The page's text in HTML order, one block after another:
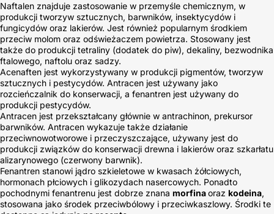
Naftalen znajduje zastosowanie w przemyśle chemicznym, w
produkcji tworzyw sztucznych, barwników, insektycydów i
fungicydów oraz lakierów. Jest również popularnym środkiem
przeciw molom oraz odświeżaczem powietrza. Stosowany jest
także do produkcji tetraliny (dodatek do piw), dekaliny, bezwodnika
ftalowego, naftolu oraz sadzy.
Acenaften jest wykorzystywany w produkcji pigmentów, tworzyw
sztucznych i pestycydów. Antracen jest używany jako
rozcieńczalnik do konserwacji, a fenantren jest używany do
produkcji pestycydów.
Antracen jest przekształcany głównie w antrachinon, prekursor
barwników. Antracen wykazuje także działanie
przeciwnowotworowe i przeczyszczające, używany jest do
produkcji związków do konserwacji drewna i lakierów oraz szkarłatu
alizarynowego (czerwony barwnik).
Fenantren stanowi jądro szkieletowe w kwasach żółciowych,
hormonach płciowych i glikozydach nasercowych. Ponadto
pochodnymi fenantrenu jest dobrze znana morfinaoraz kodeina,
stosowana jako środek przeciwbólowy i przeciwkaszlowy. Środki te